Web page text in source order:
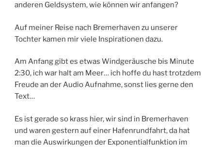
anderen Geldsystem, wie können wir anfangen?
Auf meiner Reise nach Bremerhaven zu unserer
Tochter kamen mir viele Inspirationen dazu.
Am Anfang gibt es etwas Windgeräusche bis Minute
2:30, ich war halt am Meer… ich hoffe du hast trotzdem
Freude an der Audio Aufnahme, sonst lies gerne den
Text…
Es ist gerade so krass hier, wir sind in Bremerhaven
und waren gestern auf einer Hafenrundfahrt, da hat
man die Auswirkungen der Exponentialfunktion im